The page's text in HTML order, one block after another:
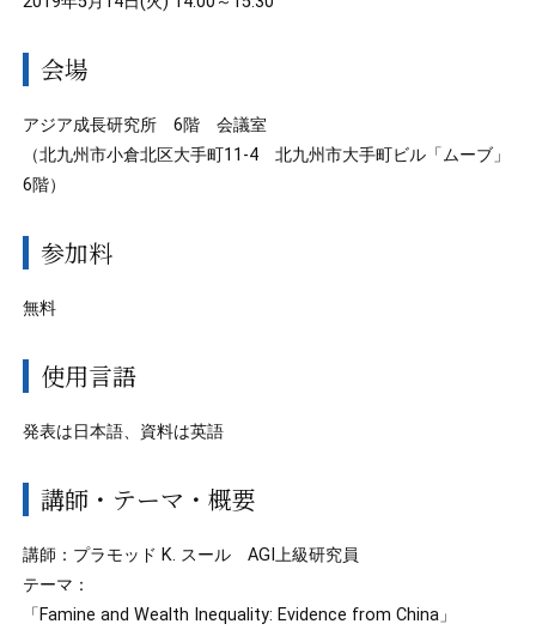
会場
アジア成長研究所 6階 会議室
（北九州市小倉北区大手町11-4 北九州市大手町ビル「ムーブ」
6階）
参加料
無料
使用言語
発表は日本語、資料は英語
講師・テーマ・概要
講師：プラモッド K. スール AGI上級研究員
テーマ：
「Famine and Wealth Inequality: Evidence from China」